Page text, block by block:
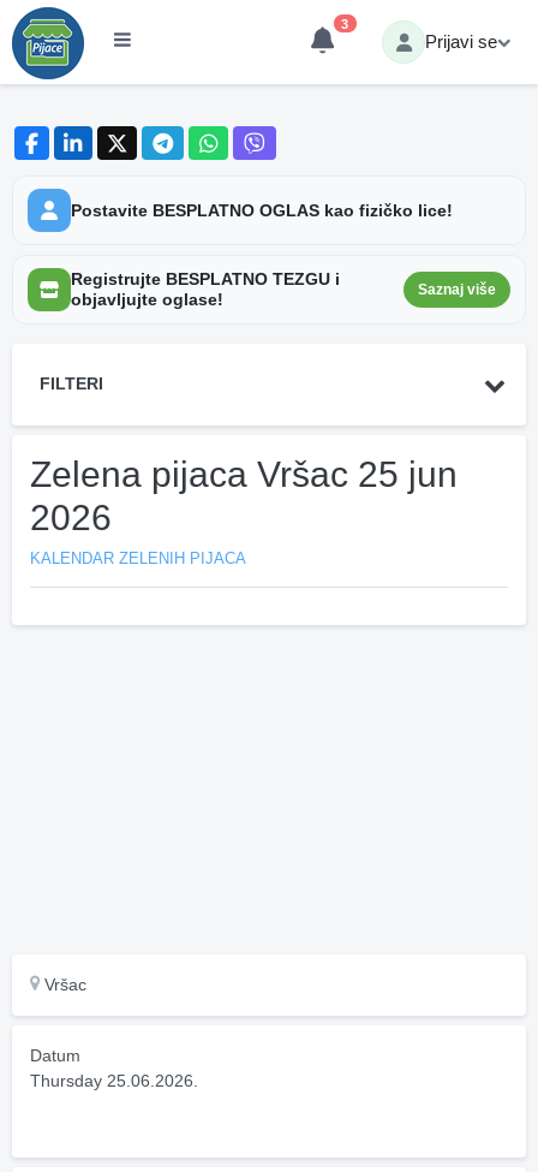
3
Prijavi se
Postavite BESPLATNO OGLAS kao fizičko lice!
Registrujte BESPLATNO TEZGU i
objavljujte oglase!
Saznaj više
FILTERI
Zelena pijaca Vršac 25 jun
2026
KALENDAR ZELENIH PIJACA
Vršac
Datum
Thursday 25.06.2026.